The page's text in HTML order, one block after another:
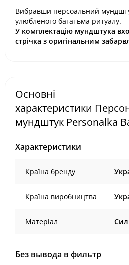
Вибравши персоальний
улюбленого багатьма ритуалу.
У комплектацію мундштука
стрічка з оригінальним
Основні
характеристики
мундштук Personalka
Характеристики
Країна бренду
Країна виробництва
Матеріал
Без вывода в фильтр